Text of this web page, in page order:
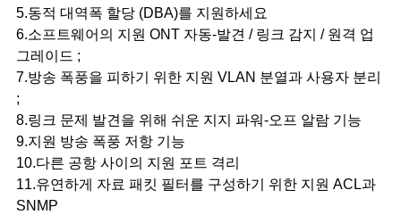
PRIVACY
POLICY
5.동적 대역폭 할당 (DBA)를 지원하세요
6.소프트웨어의 지원 ONT 자동-발견 / 링크 감지 / 원격 업
그레이드 ;
7.방송 폭풍을 피하기 위한 지원 VLAN 분열과 사용자 분리
;
8.링크 문제 발견을 위해 쉬운 지지 파워-오프 알람 기능
9.지원 방송 폭풍 저항 기능
10.다른 공항 사이의 지원 포트 격리
11.유연하게 자료 패킷 필터를 구성하기 위한 지원 ACL과
SNMP